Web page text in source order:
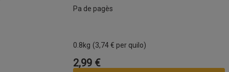
Pa de pagès
0.8kg (3,74 € per quilo)
Preu
2,99 €